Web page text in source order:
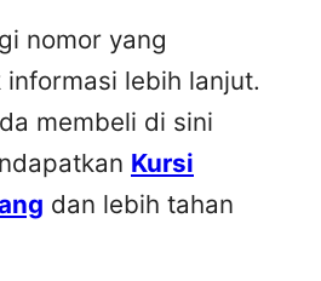
nomor yang
lebih lanjut.
membeli di sini
Kursi
dan lebih tahan